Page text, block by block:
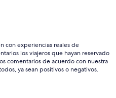
con experiencias reales de
los viajeros que hayan reservado
comentarios de acuerdo con nuestra
ya sean positivos o negativos.